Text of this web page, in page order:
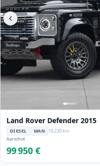
Land Rover Defender 2015
DIESEL MAN
19,230 km
Aarschot
99 950 €